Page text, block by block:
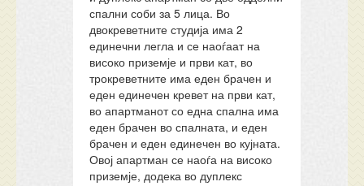
спални соби за 5 лица. Во
двокреветните студија има 2
единечни легла и се наоѓаат на
високо приземје и први кат, во
трокреветните има еден брачен и
еден единечен кревет на први кат,
во апартманот со една спална има
еден брачен во спалната, и еден
брачен и еден единечен во кујната.
Овој апартман се наоѓа на високо
приземје, додека во дуплекс